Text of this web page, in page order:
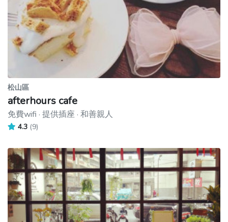
松山區
afterhours cafe
免費wifi · 提供插座 · 和善親人
4.3 (9)